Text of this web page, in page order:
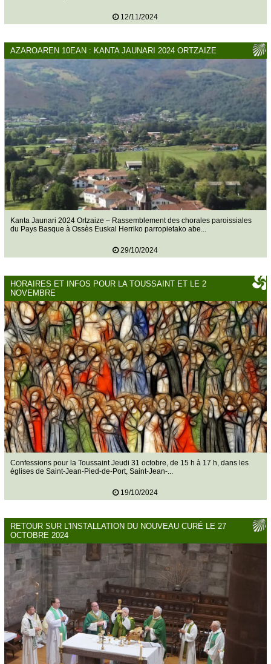
12/11/2024
AZAROAREN 10EAN : KANTA JAUNARI 2024 ORTZAIZE
Kanta Jaunari 2024 Ortzaize – Rassemblement des chorales paroissiales
du Pays Basque à Ossès Euskal Herriko parropietako abe...
29/10/2024
HORAIRES ET INFOS POUR LA TOUSSAINT ET LE 2
NOVEMBRE
Confessions pour la Toussaint Jeudi 31 octobre, de 15 h à 17 h, dans les
églises de Saint-Jean-Pied-de-Port, Saint-Jean-...
19/10/2024
RETOUR SUR L'INSTALLATION DU NOUVEAU CURÉ LE 27
OCTOBRE 2024